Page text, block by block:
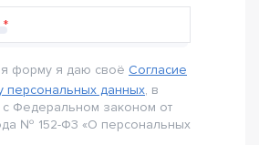
форму я даю своё Согласие
персональных данных, в
с Федеральном законом от
№ 152-Ф3 «О персональных